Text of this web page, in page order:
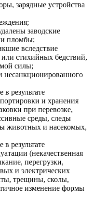
зарядные устройства
заводские
пломбы;
вследствие
стихийных бедствий,
силы;
результате
и хранения
при перевозке,
среды, следы
животных и насекомых,
результате
(некачественная
перегрузки,
и электрических
трещины, сколы,
изменение формы